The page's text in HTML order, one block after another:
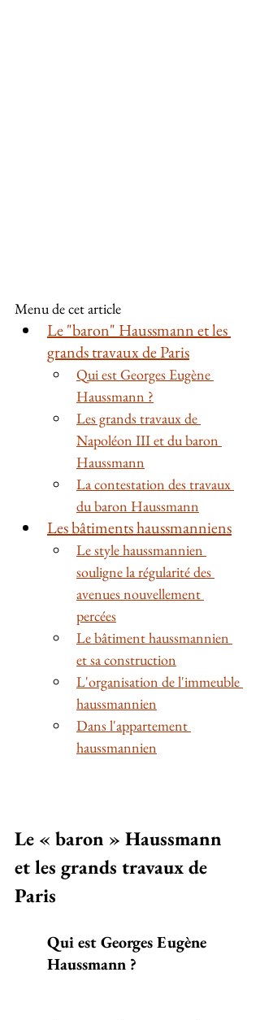
Menu de cet article
Le "baron" Haussmann et les
grands travaux de Paris
Qui est Georges Eugène
Haussmann ?
Les grands travaux de
Napoléon III et du baron
Haussmann
La contestation des travaux
du baron Haussmann
Les bâtiments haussmanniens
Le style haussmannien
souligne la régularité des
avenues nouvellement
percées
Le bâtiment haussmannien
et sa construction
L'organisation de l'immeuble
haussmannien
Dans l'appartement
haussmannien
Le « baron » Haussmann
et les grands travaux de
Paris
Qui est Georges Eugène
Haussmann ?